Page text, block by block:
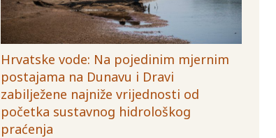
Hrvatske vode: Na pojedinim mjernim
postajama na Dunavu i Dravi
zabilježene najniže vrijednosti od
početka sustavnog hidrološkog
praćenja